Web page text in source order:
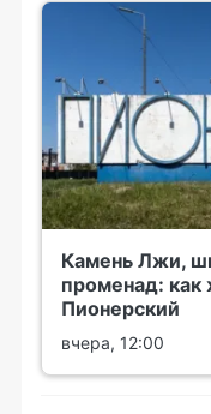
Камень Лжи,
променад: как
Пионерский
вчера, 12:00